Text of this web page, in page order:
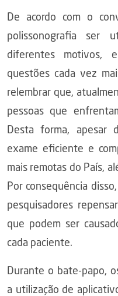
De acordo com o
polissonografia ser
diferentes motivos,
questões cada vez
relembrar que,
pessoas que
Desta forma, apesar
exame eficiente e
mais remotas do País,
Por consequência
pesquisadores
que podem ser
cada paciente.
Durante o bate-papo,
a utilização de